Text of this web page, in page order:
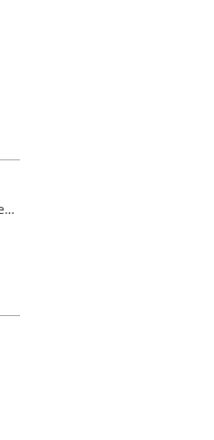
Direitos da Criança e do Adolescente